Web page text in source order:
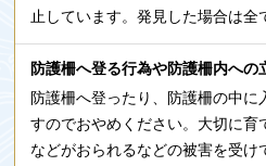
止しています。発見した場合は全
防護柵へ登る行為や防護柵内への
防護柵へ登ったり、防護柵の中
すのでおやめください。大切に育
などがおられるなどの被害を受け